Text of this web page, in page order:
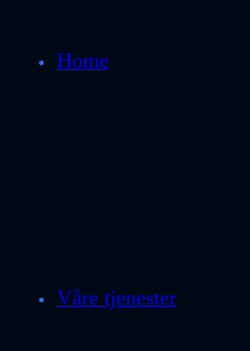
Home
Våre tjenester